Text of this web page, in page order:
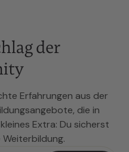
der
Erfahrungen aus der
die in
Extra: Du sicherst